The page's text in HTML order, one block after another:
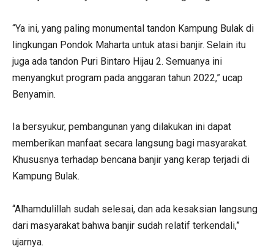
“Ya ini, yang paling monumental tandon Kampung Bulak di
lingkungan Pondok Maharta untuk atasi banjir. Selain itu
juga ada tandon Puri Bintaro Hijau 2. Semuanya ini
menyangkut program pada anggaran tahun 2022,” ucap
Benyamin.
Ia bersyukur, pembangunan yang dilakukan ini dapat
memberikan manfaat secara langsung bagi masyarakat.
Khususnya terhadap bencana banjir yang kerap terjadi di
Kampung Bulak.
“Alhamdulillah sudah selesai, dan ada kesaksian langsung
dari masyarakat bahwa banjir sudah relatif terkendali,”
ujarnya.